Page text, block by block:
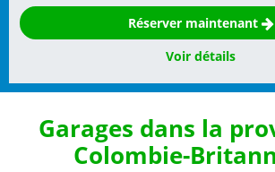
Réserver maintenant
Voir détails
Garages dans la
Colombie-